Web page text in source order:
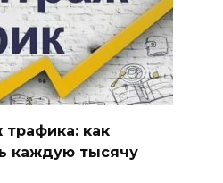
как
каждую тысячу